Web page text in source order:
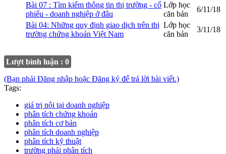
Bài 07 : Tìm kiếm thông tin thị trường - cổ
phiếu - doanh nghiệp ở đâu
Lớp học
căn bản
6/11/18
Bài 04: Những quy định giao dịch trên thị
trường chứng khoán Việt Nam
Lớp học
căn bản
3/11/18
Lượt bình luận : 0
(Bạn phải Đăng nhập hoặc Đăng ký để trả lời bài viết.)
Tags:
giá trị nội tại doanh nghiệp
phân tích chứng khoán
phân tích cơ bản
phân tích doanh nghiệp
phân tích kỹ thuật
trường phái phân tích